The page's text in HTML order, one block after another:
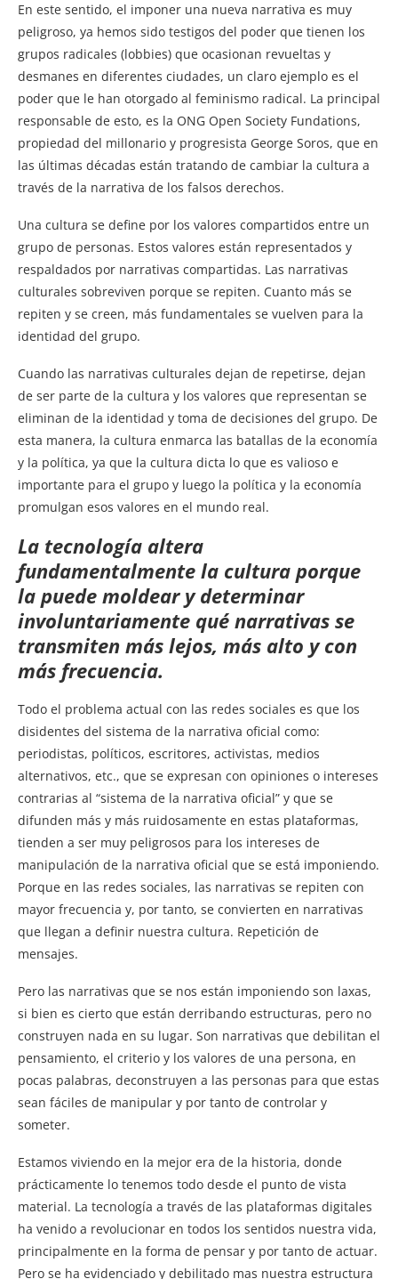
En este sentido, el imponer una nueva narrativa es muy
peligroso, ya hemos sido testigos del poder que tienen los
grupos radicales (lobbies) que ocasionan revueltas y
desmanes en diferentes ciudades, un claro ejemplo es el
poder que le han otorgado al feminismo radical. La principal
responsable de esto, es la ONG Open Society Fundations,
propiedad del millonario y progresista George Soros, que en
las últimas décadas están tratando de cambiar la cultura a
través de la narrativa de los falsos derechos.
Una cultura se define por los valores compartidos entre un
grupo de personas. Estos valores están representados y
respaldados por narrativas compartidas. Las narrativas
culturales sobreviven porque se repiten. Cuanto más se
repiten y se creen, más fundamentales se vuelven para la
identidad del grupo.
Cuando las narrativas culturales dejan de repetirse, dejan
de ser parte de la cultura y los valores que representan se
eliminan de la identidad y toma de decisiones del grupo. De
esta manera, la cultura enmarca las batallas de la economía
y la política, ya que la cultura dicta lo que es valioso e
importante para el grupo y luego la política y la economía
promulgan esos valores en el mundo real.
La tecnología altera
fundamentalmente la cultura porque
la puede moldear y determinar
involuntariamente qué narrativas se
transmiten más lejos, más alto y con
más frecuencia.
Todo el problema actual con las redes sociales es que los
disidentes del sistema de la narrativa oficial como:
periodistas, políticos, escritores, activistas, medios
alternativos, etc., que se expresan con opiniones o intereses
contrarias al “sistema de la narrativa oficial” y que se
difunden más y más ruidosamente en estas plataformas,
tienden a ser muy peligrosos para los intereses de
manipulación de la narrativa oficial que se está imponiendo.
Porque en las redes sociales, las narrativas se repiten con
mayor frecuencia y, por tanto, se convierten en narrativas
que llegan a definir nuestra cultura. Repetición de
mensajes.
Pero las narrativas que se nos están imponiendo son laxas,
si bien es cierto que están derribando estructuras, pero no
construyen nada en su lugar. Son narrativas que debilitan el
pensamiento, el criterio y los valores de una persona, en
pocas palabras, deconstruyen a las personas para que estas
sean fáciles de manipular y por tanto de controlar y
someter.
Estamos viviendo en la mejor era de la historia, donde
prácticamente lo tenemos todo desde el punto de vista
material. La tecnología a través de las plataformas digitales
ha venido a revolucionar en todos los sentidos nuestra vida,
principalmente en la forma de pensar y por tanto de actuar.
Pero se ha evidenciado y debilitado mas nuestra estructura